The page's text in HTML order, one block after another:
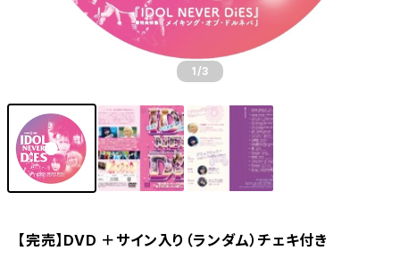
1 /3
【完売】DVD ＋サイン入り（ランダム）チェキ付き